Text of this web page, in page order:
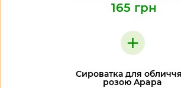
165 грн
+
Сироватка для
розою Apapa